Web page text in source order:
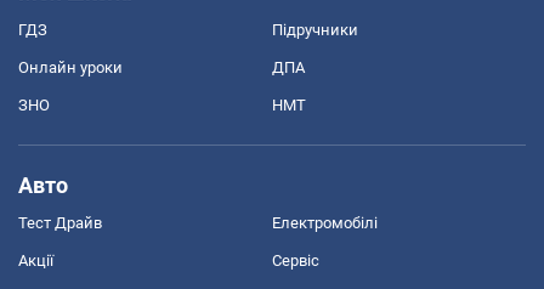
ГДЗ Підручники
Онлайн уроки ДПА
ЗНО НМТ
Авто
Тест Драйв Електромобілі
Акції Сервіс